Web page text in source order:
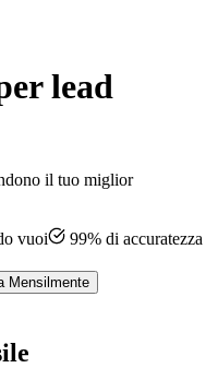
lead
il tuo miglior
vuoi
99% di accuratezza
Mensilmente